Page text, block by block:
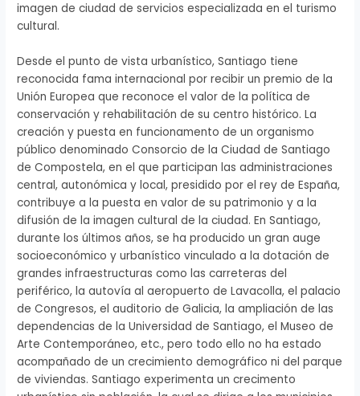
imagen de ciudad de servicios especializada en el turismo
cultural.
Desde el punto de vista urbanístico, Santiago tiene
reconocida fama internacional por recibir un premio de la
Unión Europea que reconoce el valor de la política de
conservación y rehabilitación de su centro histórico. La
creación y puesta en funcionamento de un organismo
público denominado Consorcio de la Ciudad de Santiago
de Compostela, en el que participan las administraciones
central, autonómica y local, presidido por el rey de España,
contribuye a la puesta en valor de su patrimonio y a la
difusión de la imagen cultural de la ciudad. En Santiago,
durante los últimos años, se ha producido un gran auge
socioeconómico y urbanístico vinculado a la dotación de
grandes infraestructuras como las carreteras del
periférico, la autovía al aeropuerto de Lavacolla, el palacio
de Congresos, el auditorio de Galicia, la ampliación de las
dependencias de la Universidad de Santiago, el Museo de
Arte Contemporáneo, etc., pero todo ello no ha estado
acompañado de un crecimiento demográfico ni del parque
de viviendas. Santiago experimenta un crecimento